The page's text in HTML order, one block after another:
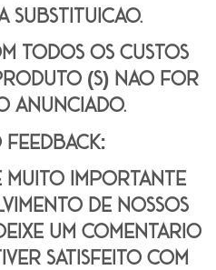
substituição.
todos os custos
(s) não for
anunciado.
feedback:
muito importante
de nossos
um comentário
satisfeito com